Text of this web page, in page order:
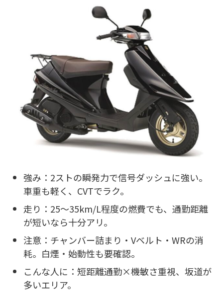
強み：2ストの瞬発力で信号ダッシュに強い。
車重も軽く、CVTでラク。
走り：25〜35km/L程度の燃費でも、通勤距離
が短いなら十分アリ。
注意：チャンバー詰まり・Vベルト・WRの消
耗。白煙・始動性も要確認。
こんな人に：短距離通勤×機敏さ重視、坂道が
多いエリア。